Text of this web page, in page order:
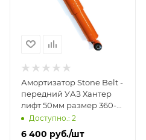
Амортизатор Stone Belt -
передний УАЗ Хантер
лифт 50мм размер 360-
570 мм 4012S
Доступно.: 2
6 400 руб./шт